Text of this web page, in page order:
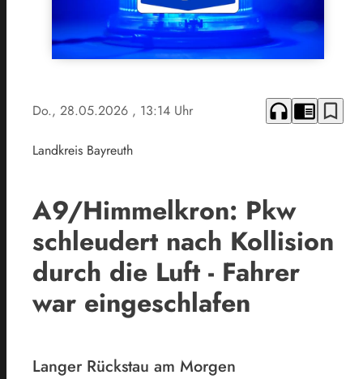
Do., 28.05.2026 , 13:14 Uhr headphones chrome_reader_mode bookmark_border
Landkreis Bayreuth
A9/Himmelkron: Pkw
schleudert nach Kollision
durch die Luft - Fahrer
war eingeschlafen
Langer Rückstau am Morgen